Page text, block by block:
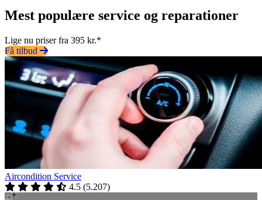
Mest populære service og reparationer
Lige nu priser fra 395 kr.*
Få tilbud
Aircondition Service
4.5 (5.207)